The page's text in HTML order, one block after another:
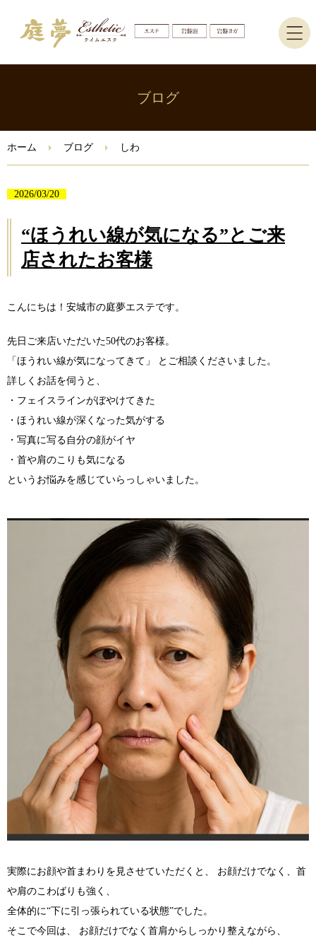
岩盤ヨガ・岩盤浴
ご予約はこちら
ブログ
ホーム ブログ しわ
2026/03/20
“ほうれい線が気になる”とご来
店されたお客様
こんにちは！安城市の庭夢エステです。
先日ご来店いただいた50代のお客様。
「ほうれい線が気になってきて」 とご相談くださいました。
詳しくお話を伺うと、
・フェイスラインがぼやけてきた
・ほうれい線が深くなった気がする
・写真に写る自分の顔がイヤ
・首や肩のこりも気になる
というお悩みを感じていらっしゃいました。
実際にお顔や首まわりを見させていただくと、 お顔だけでなく、首
や肩のこわばりも強く、
全体的に“下に引っ張られている状態”でした。
そこで今回は、 お顔だけでなく首肩からしっかり整えながら、